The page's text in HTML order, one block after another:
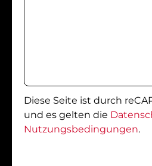
Diese Seite ist durch
und es gelten die
Nutzungsbedingungen.